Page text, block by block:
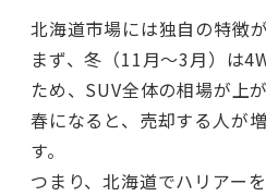
北海道市場には独自の特徴が
まず、冬（11月〜3月）は
ため、SUV全体の相場が上が
春になると、売却する人が
す。
つまり、北海道でハリアー